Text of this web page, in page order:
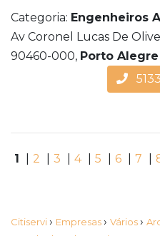
Categoria: Engenheiros
Av Coronel Lucas De
90460-000, Porto Alegre
1 2 3 4 5 6 7
Citiservi › Empresas › Vários ›